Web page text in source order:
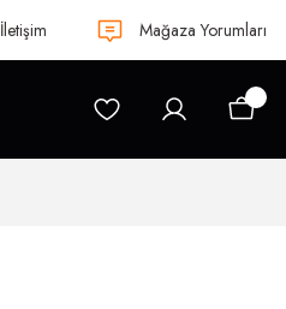
İletişim Mağaza Yorumları